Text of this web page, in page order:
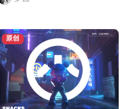
原创